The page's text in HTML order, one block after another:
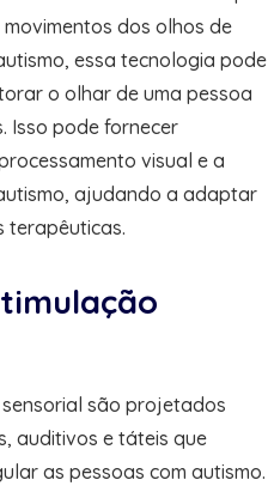
dos olhos de
essa tecnologia pode
o olhar de uma pessoa
Isso pode fornecer
visual e a
ajudando a adaptar
terapêuticas.
são projetados
auditivos e táteis que
as pessoas com autismo.